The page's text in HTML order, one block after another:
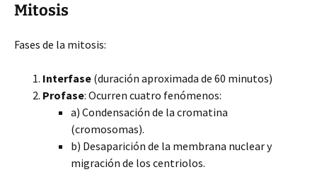
Mitosis
Fases de la mitosis:
Interfase (duración aproximada de 60 minutos)
Profase: Ocurren cuatro fenómenos:
a) Condensación de la cromatina
(cromosomas).
b) Desaparición de la membrana nuclear y
migración de los centriolos.